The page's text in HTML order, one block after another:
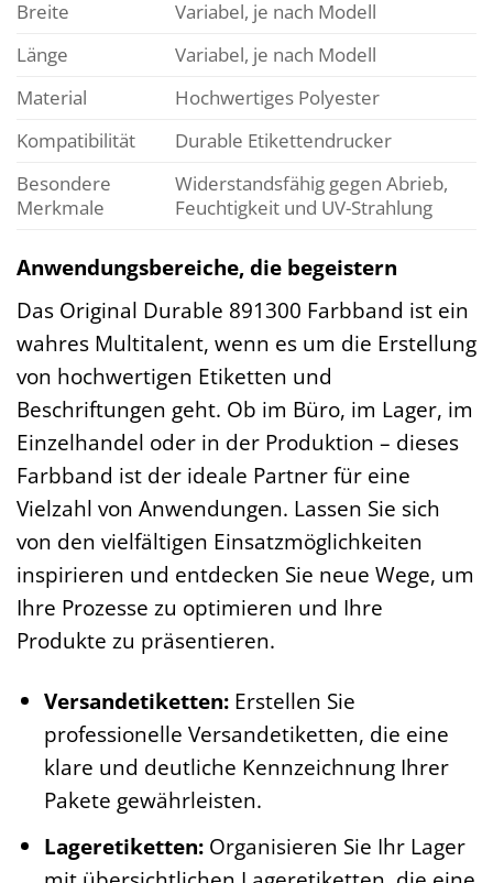
Breite
Variabel, je nach Modell
Länge
Variabel, je nach Modell
Material
Hochwertiges Polyester
Kompatibilität
Durable Etikettendrucker
Besondere
Merkmale
Widerstandsfähig gegen Abrieb,
Feuchtigkeit und UV-Strahlung
Anwendungsbereiche, die begeistern
Das Original Durable 891300 Farbband ist ein
wahres Multitalent, wenn es um die Erstellung
von hochwertigen Etiketten und
Beschriftungen geht. Ob im Büro, im Lager, im
Einzelhandel oder in der Produktion – dieses
Farbband ist der ideale Partner für eine
Vielzahl von Anwendungen. Lassen Sie sich
von den vielfältigen Einsatzmöglichkeiten
inspirieren und entdecken Sie neue Wege, um
Ihre Prozesse zu optimieren und Ihre
Produkte zu präsentieren.
Versandetiketten:Erstellen Sie
professionelle Versandetiketten, die eine
klare und deutliche Kennzeichnung Ihrer
Pakete gewährleisten.
Lageretiketten:Organisieren Sie Ihr Lager